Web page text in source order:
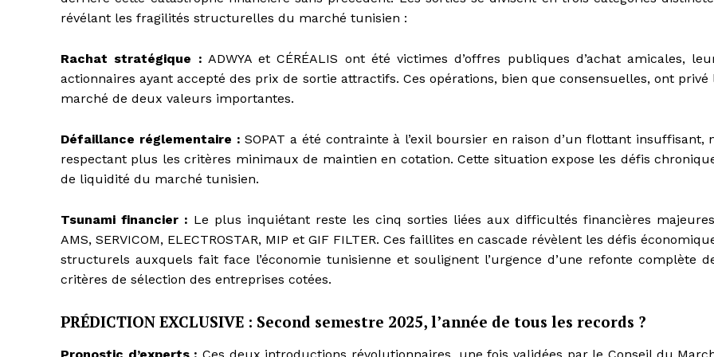
révélant les fragilités structurelles du marché tunisien :
Rachat stratégique : ADWYA et CÉRÉALIS ont été victimes d’offres publiques d’achat amicales,
actionnaires ayant accepté des prix de sortie attractifs. Ces opérations, bien que consensuelles, ont privé
marché de deux valeurs importantes.
Défaillance réglementaire : SOPAT a été contrainte à l’exil boursier en raison d’un flottant insuffisant,
respectant plus les critères minimaux de maintien en cotation. Cette situation expose les défis
de liquidité du marché tunisien.
Tsunami financier : Le plus inquiétant reste les cinq sorties liées aux difficultés financières
AMS, SERVICOM, ELECTROSTAR, MIP et GIF FILTER. Ces faillites en cascade révèlent les défis
structurels auxquels fait face l’économie tunisienne et soulignent l’urgence d’une refonte complète
critères de sélection des entreprises cotées.
PRÉDICTION EXCLUSIVE : Second semestre 2025, l’année de tous les records ?